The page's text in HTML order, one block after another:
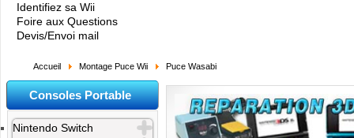
Identifiez sa Wii
Foire aux Questions
Devis/Envoi mail
Accueil Montage Puce Wii Puce Wasabi
Consoles Portable
Nintendo Switch